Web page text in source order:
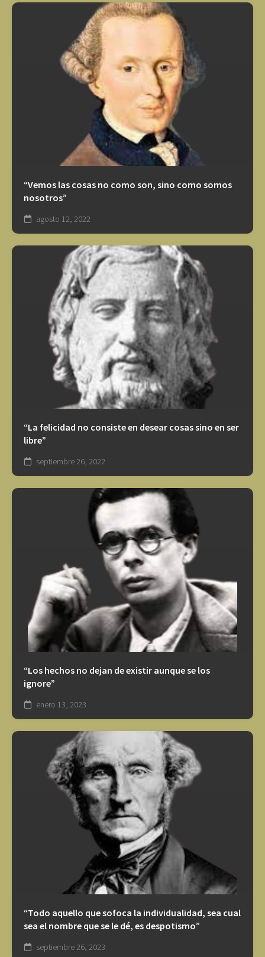
“Vemos las cosas no como son, sino como somos
nosotros”
agosto 12, 2022
“La felicidad no consiste en desear cosas sino en ser
libre”
septiembre 26, 2022
“Los hechos no dejan de existir aunque se los
ignore”
enero 13, 2023
“Todo aquello que sofoca la individualidad, sea cual
sea el nombre que se le dé, es despotismo”
septiembre 26, 2023